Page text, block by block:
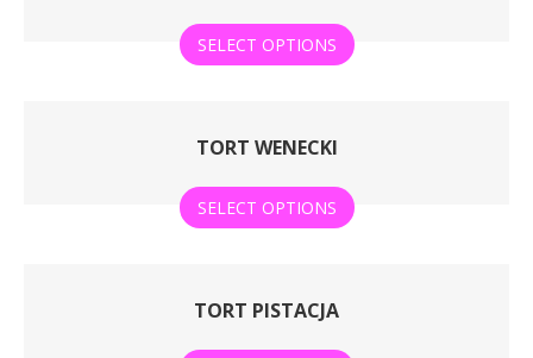
SELECT OPTIONS
TORT WENECKI
SELECT OPTIONS
TORT PISTACJA